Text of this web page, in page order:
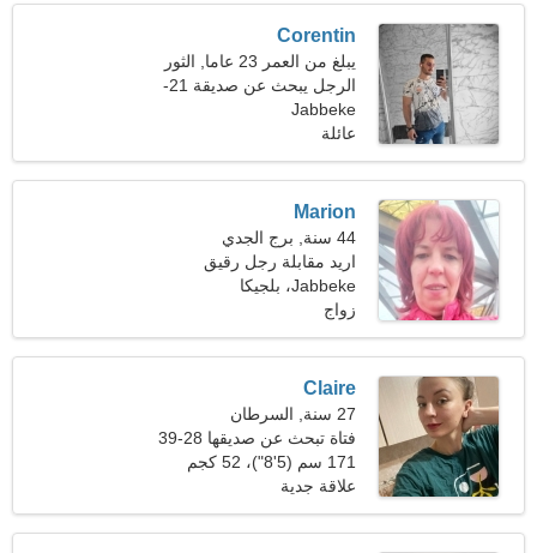
Corentin
يبلغ من العمر 23 عاما, الثور
الرجل يبحث عن صديقة 21-
28
Jabbeke
عائلة
Marion
44 سنة, برج الجدي
اريد مقابلة رجل رقيق
Jabbeke، بلجيكا
زواج
Claire
27 سنة, السرطان
فتاة تبحث عن صديقها 28-39
171 سم (5'8")، 52 كجم
(114 رطلا)
علاقة جدية